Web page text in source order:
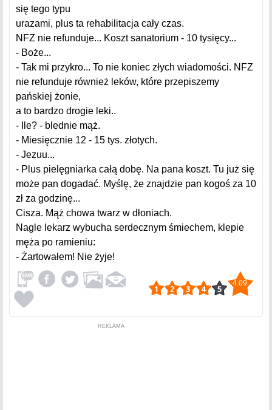
się tego typu
urazami, plus ta rehabilitacja cały czas.
NFZ nie refunduje... Koszt sanatorium - 10 tysięcy...
- Boże...
- Tak mi przykro... To nie koniec złych wiadomości. NFZ
nie refunduje również leków, które przepiszemy
pańskiej żonie,
a to bardzo drogie leki..
- Ile? - blednie mąż.
- Miesięcznie 12 - 15 tys. złotych.
- Jezuu...
- Plus pielęgniarka całą dobę. Na pana koszt. Tu już się
może pan dogadać. Myślę, że znajdzie pan kogoś za 10
zł za godzinę...
Cisza. Mąż chowa twarz w dłoniach.
Nagle lekarz wybucha serdecznym śmiechem, klepie
męża po ramieniu:
- Żartowałem! Nie żyje!
4.09
REKLAMA